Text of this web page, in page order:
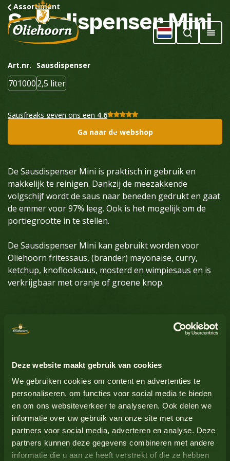
Deze website maakt gebruik van cookies
We gebruiken cookies om content en advertenties te
personaliseren, om functies voor social media te bieden
en om ons websiteverkeer te analyseren. Ook delen we
informatie over uw gebruik van onze site met onze
partners voor social media, adverteren en analyse. Deze
partners kunnen deze gegevens combineren met andere
informatie die u aan ze heeft verstrekt of die ze hebben
Assortiment
SausdispenserMini
Art.nr.
701000
Sausdispenser
2,5 liter
Sausfreaks geven ons een 4.6
Ga naar de webshop
De Sausdispenser Mini is praktisch in gebruik en
makkelijk te reinigen. Dankzij de meezakkende
volgschijf wordt de saus naar beneden gedrukt en gaat
de emmer voor 97% leeg. Ook is het mogelijk om de
portiegrootte in te stellen.
De Sausdispenser Mini kan gebruikt worden voor
Oliehoorn fritessaus, (brander) mayonaise, curry,
ketchup, knoflooksaus, mosterd en wimpiesaus en is
verkrijgbaar met oranje of groene knop.
Glutenbevattende granen
Lupine Nee
Melk Nee
Bekijk alle producten